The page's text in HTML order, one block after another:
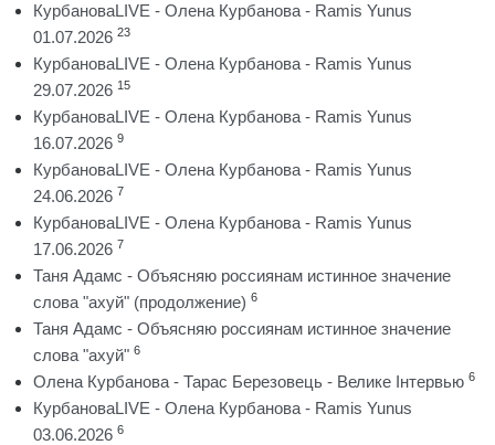
КурбановаLIVE - Олена Курбанова - Ramis Yunus
01.07.2026 23
КурбановаLIVE - Олена Курбанова - Ramis Yunus
29.07.2026 15
КурбановаLIVE - Олена Курбанова - Ramis Yunus
16.07.2026 9
КурбановаLIVE - Олена Курбанова - Ramis Yunus
24.06.2026 7
КурбановаLIVE - Олена Курбанова - Ramis Yunus
17.06.2026 7
Таня Адамс - Объясняю россиянам истинное значение
слова "ахуй" (продолжение) 6
Таня Адамс - Объясняю россиянам истинное значение
слова "ахуй" 6
Олена Курбанова - Тарас Березовець - Велике Інтервью 6
КурбановаLIVE - Олена Курбанова - Ramis Yunus
03.06.2026 6